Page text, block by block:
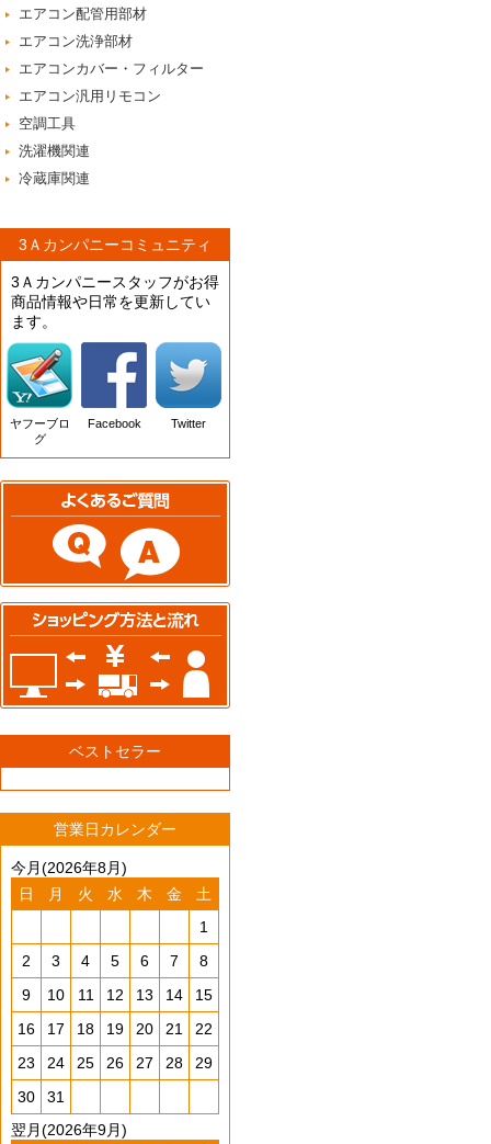
エアコン配管用部材
エアコン洗浄部材
エアコンカバー・フィルター
エアコン汎用リモコン
空調工具
洗濯機関連
冷蔵庫関連
3Ａカンパニーコミュニティ
3Ａカンパニースタッフがお得
商品情報や日常を更新してい
ます。
ヤフーブロ
グ
Facebook Twitter
ベストセラー
営業日カレンダー
今月(2026年8月)
日
月 火 水 木 金
土
1
2
3 4 5 6 7
8
9
10 11 12 13 14
15
16
17 18 19 20 21
22
23
24 25 26 27 28
29
30
31
翌月(2026年9月)